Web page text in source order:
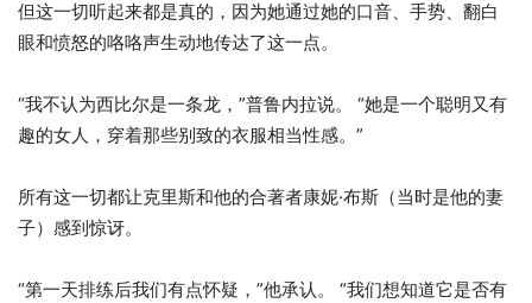
但这一切听起来都是真的，因为她通过她的口音、手势、翻白
眼和愤怒的咯咯声生动地传达了这一点。
“我不认为西比尔是一条龙，”普鲁内拉说。 “她是一个聪明又有
趣的女人，穿着那些别致的衣服相当性感。”
所有这一切都让克里斯和他的合著者康妮·布斯（当时是他的妻
子）感到惊讶。
“第一天排练后我们有点怀疑，”他承认。 “我们想知道它是否有